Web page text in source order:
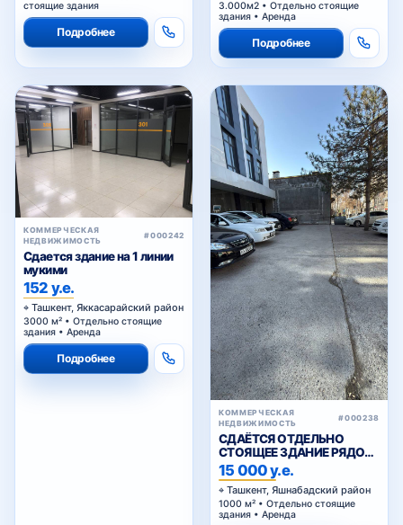
КОММЕРЧЕСКАЯ
НЕДВИЖИМОСТЬ
#000242
Сдается здание на 1 линии
мукими
152 у.е.
3000 м² • Отдельно стоящие
здания • Аренда
Подробнее
КОММЕРЧЕСКАЯ
НЕДВИЖИМОСТЬ
#000238
СДАЁТСЯ ОТДЕЛЬНО
СТОЯЩЕЕ ЗДАНИЕ РЯДОМ
С ЖИГУЛИ БАР
15 000 у.е.
1000 м² • Отдельно стоящие
здания • Аренда
Подробнее